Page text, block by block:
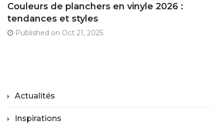
Couleurs de planchers en vinyle 2026 :
tendances et styles
Published on Oct 21, 2025
Actualités
Inspirations